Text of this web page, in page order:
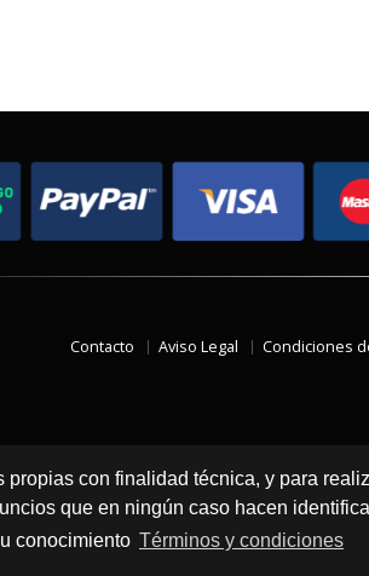
propias con finalidad técnica, y para
que en ningún caso hacen
conocimiento Términos y condiciones
Contacto Aviso Legal Condiciones